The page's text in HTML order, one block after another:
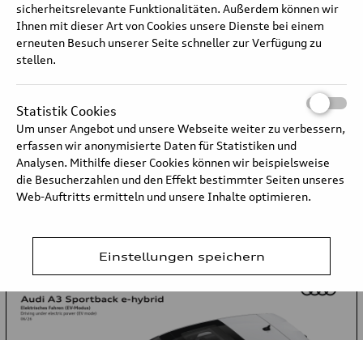
sicherheitsrelevante Funktionalitäten. Außerdem können wir
Ihnen mit dieser Art von Cookies unsere Dienste bei einem
erneuten Besuch unserer Seite schneller zur Verfügung zu
stellen.
Statistik Cookies
Um unser Angebot und unsere Webseite weiter zu verbessern,
erfassen wir anonymisierte Daten für Statistiken und
Analysen. Mithilfe dieser Cookies können wir beispielsweise
die Besucherzahlen und den Effekt bestimmter Seiten unseres
Web-Auftritts ermitteln und unsere Inhalte optimieren.
Einstellungen speichern